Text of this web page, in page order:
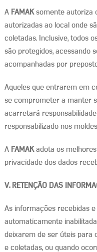
A FAMAK somente autoriza
autorizadas ao local onde
coletadas. Inclusive, todos
são protegidos, acessando
acompanhadas por
Aqueles que entrarem em
se comprometer a manter
acarretará
responsabilizado nos
A FAMAK adota os
privacidade dos dados
V. RETENÇÃO DAS
As informações recebidas e
automaticamente
deixarem de ser úteis para
e coletadas, ou quando